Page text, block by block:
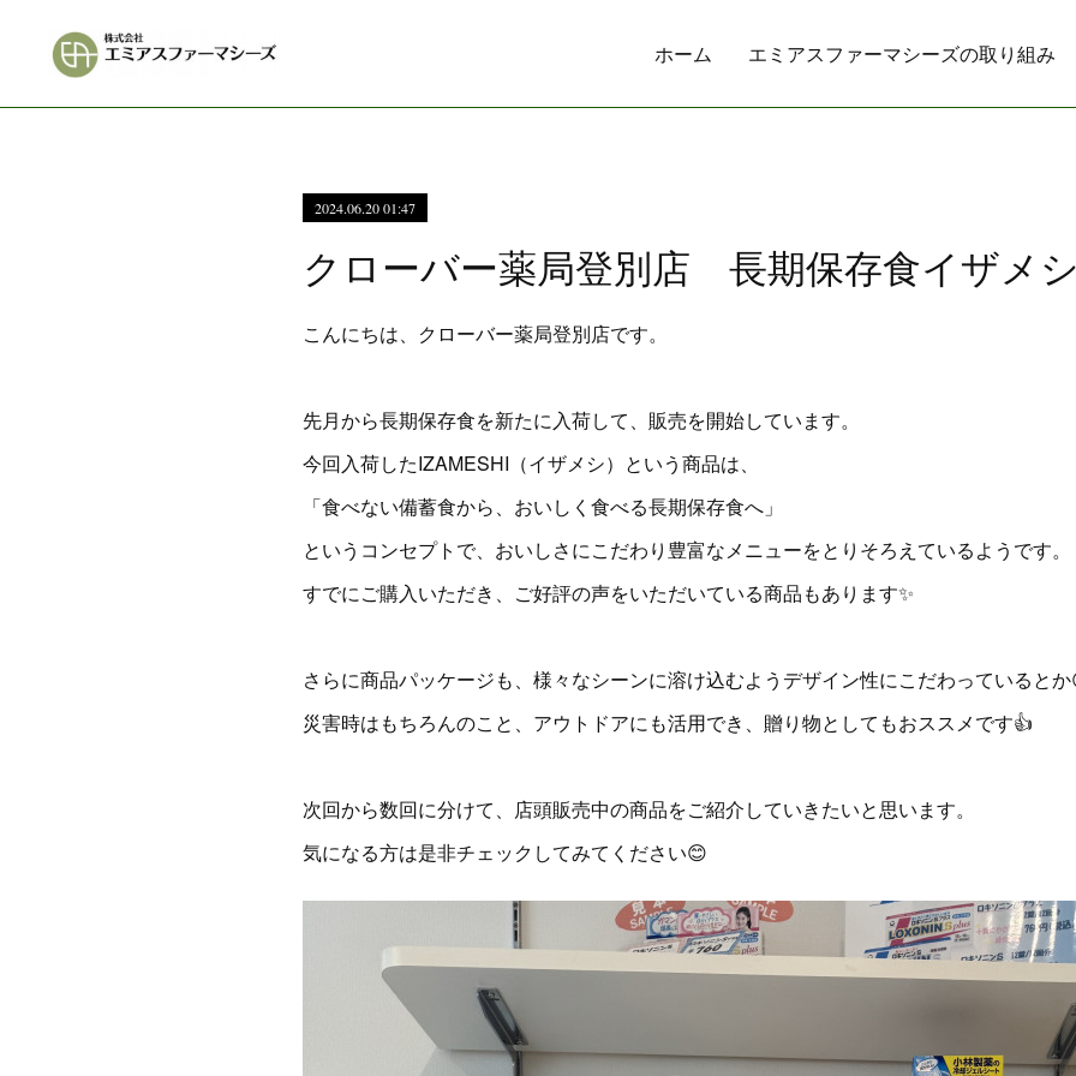
ホーム エミアスファーマシーズの取り組み
2024.06.20 01:47
クローバー薬局登別店 長期保存食イザメ
こんにちは、クローバー薬局登別店です。
先月から長期保存食を新たに入荷して、販売を開始しています。
今回入荷したIZAMESHI（イザメシ）という商品は、
「食べない備蓄食から、おいしく食べる長期保存食へ」
というコンセプトで、おいしさにこだわり豊富なメニューをとりそろえているようです。
すでにご購入いただき、ご好評の声をいただいている商品もあります✨
さらに商品パッケージも、様々なシーンに溶け込むようデザイン性にこだわっていると
災害時はもちろんのこと、アウトドアにも活用でき、贈り物としてもおススメです👍
次回から数回に分けて、店頭販売中の商品をご紹介していきたいと思います。
気になる方は是非チェックしてみてください😊